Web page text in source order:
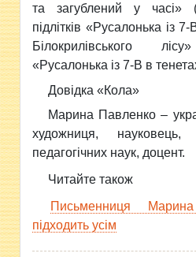
та загублений у часі»
підлітків «Русалонька із
Білокрилівського
«Русалонька із 7-В в
Довідка «Кола»
Марина Павленко –
художниця, науковець,
педагогічних наук, доцент.
Читайте також
Письменниця
підходить усім